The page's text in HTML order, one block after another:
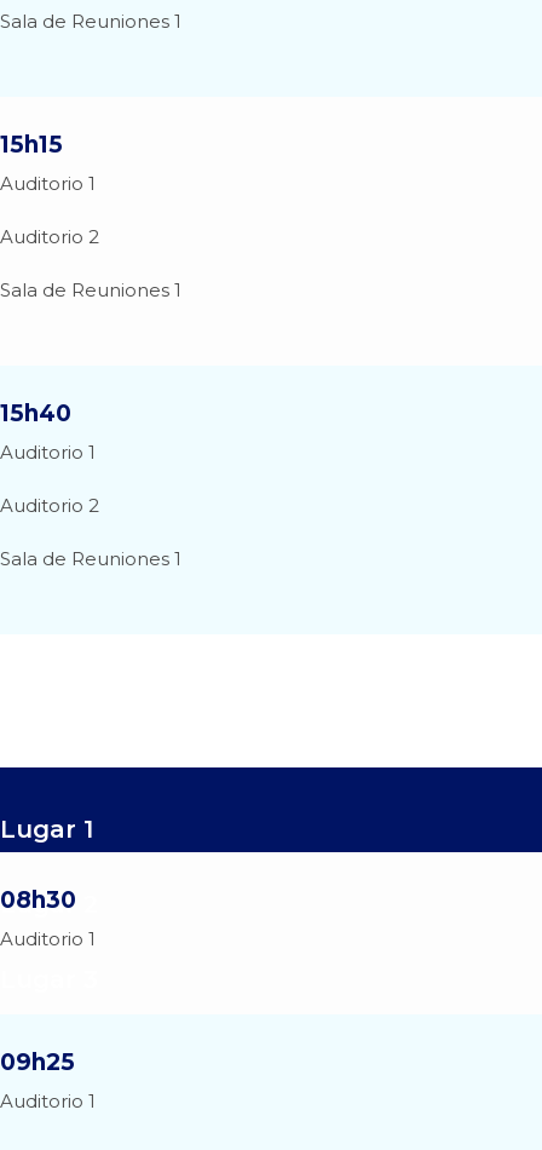
Sala de Reuniones 1
15h15
Auditorio 1
Auditorio 2
Sala de Reuniones 1
15h40
Auditorio 1
Auditorio 2
Sala de Reuniones 1
Lugar 1
Lugar 2
08h30
Auditorio 1
09h25
Auditorio 1